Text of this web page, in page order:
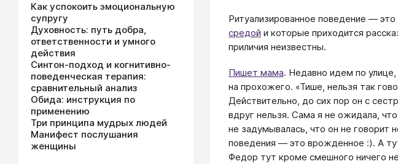
Ритуализированное поведение — это
средой и которые приходится
приличия неизвестны.
Пишет мама. Недавно идем по
на прохожего. «Тише, нельзя так
Действительно, до сих пор он с
вдруг нельзя. Сама я не ожидала,
не задумывалась, что он не говорит
поведения — это врожденное :). А
Федор тут кроме смешного ничего
Как успокоить эмоциональную
супругу
Духовность: путь добра,
ответственности и умного
действия
Синтон-подход и когнитивно-
поведенческая терапия:
сравнительный анализ
Обида: инструкция по
применению
Три принципа мудрых людей
Манифест послушания
женщины